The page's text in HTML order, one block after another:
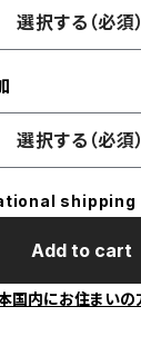
選択する（必須）
選択する（必須）
shipping
Add to cart
国内にお住まいの